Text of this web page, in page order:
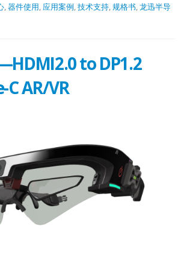
器件使用 应用案例 技术支持 规格书 龙迅半导
to DP1.2
AR/VR